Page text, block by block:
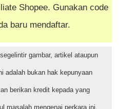
Shopee. Gunakan code
baru mendaftar.
gambar, artikel ataupun
adalah bukan hak kepunyaan
berikan kredit kepada yang
masalah mengenai perkara ini,